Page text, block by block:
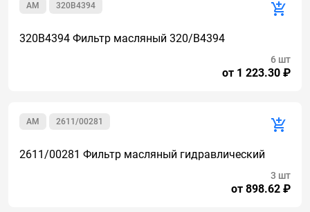
320B4394
AM
320B4394 Фильтр масляный 320/B4394
от 1 223.30 ₽
6 шт
2611/00281
AM
2611/00281 Фильтр масляный гидравлический
от 898.62 ₽
3 шт